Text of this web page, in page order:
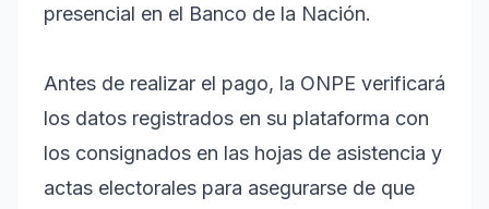
presencial en el Banco de la Nación.
Antes de realizar el pago, la ONPE verificará
los datos registrados en su plataforma con
los consignados en las hojas de asistencia y
actas electorales para asegurarse de que